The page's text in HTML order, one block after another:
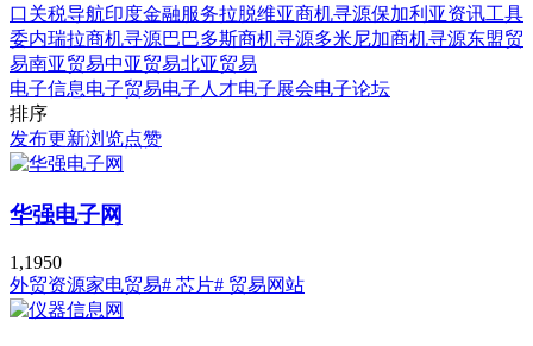
口关税导航印度金融服务拉脱维亚商机寻源保加利亚资讯工具
委内瑞拉商机寻源巴巴多斯商机寻源多米尼加商机寻源东盟贸
易南亚贸易中亚贸易北亚贸易
电子信息电子贸易电子人才电子展会电子论坛
排序
发布更新浏览点赞
华强电子网
1,1950
外贸资源家电贸易# 芯片# 贸易网站